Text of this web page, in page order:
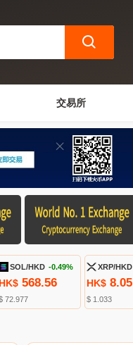
交易所
SOL/HKD -0.49%
HK$ 568.56
72.977
XRP/HKD
HK$ 8.05
$ 1.033